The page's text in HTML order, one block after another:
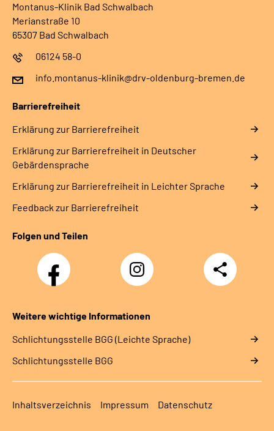
Montanus-Klinik Bad Schwalbach
Merianstraße 10
65307 Bad Schwalbach
06124 58-0
info.montanus-klinik@drv-oldenburg-bremen.de
Barrierefreiheit
Erklärung zur Barrierefreiheit
Erklärung zur Barrierefreiheit in Deutscher
Gebärdensprache
Erklärung zur Barrierefreiheit in Leichter Sprache
Feedback zur Barrierefreiheit
Folgen und Teilen
Facebook Instagram
Teilen
Weitere wichtige Informationen
Schlich­tungs­stel­le BGG (Leichte Sprache)
Schlich­tungs­stel­le BGG
Inhaltsverzeichnis Impressum Datenschutz